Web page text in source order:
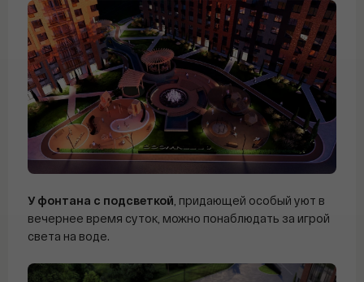
У фонтана с подсветкой , придающей особый уют в
вечернее время суток, можно понаблюдать за игрой
света на воде.